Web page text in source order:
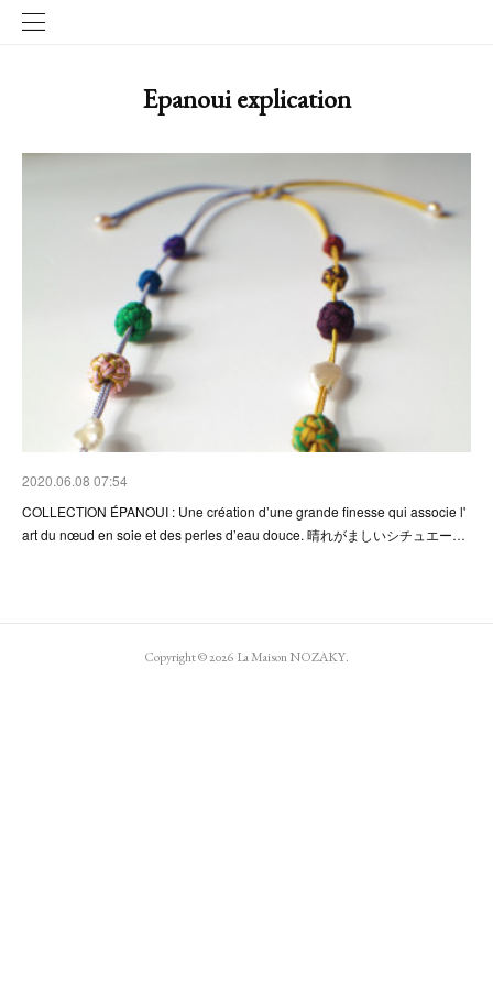
Epanoui explication
2020.06.08 07:54
COLLECTION ÉPANOUI : Une création d’une grande finesse qui associe l'
art du nœud en soie et des perles d’eau douce. 晴れがましいシチュエー…
Copyright ©2026 La Maison NOZAKY.